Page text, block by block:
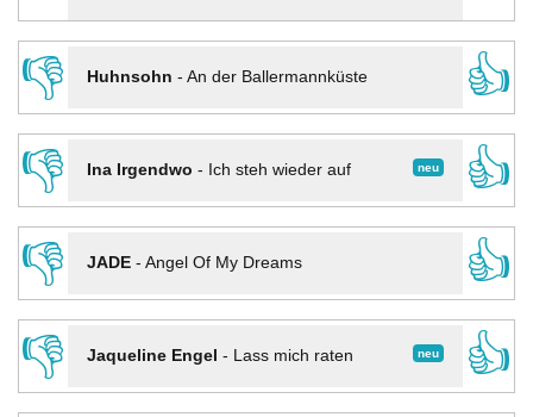
👎
Huhnsohn - An der Ballermannküste
👍
👎
neu
Ina Irgendwo - Ich steh wieder auf
👍
👎
JADE- Angel Of My Dreams
👍
👎
neu
Jaqueline Engel - Lass mich raten
👍